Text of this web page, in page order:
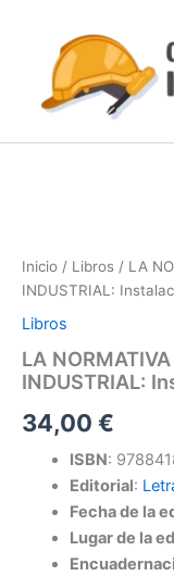
contenido
Inicio / Libros / LA
INDUSTRIAL:
Libros
LA
INDUSTRIAL:
34,00 €
ISBN:
Editorial:
Fecha de la
Lugar de la